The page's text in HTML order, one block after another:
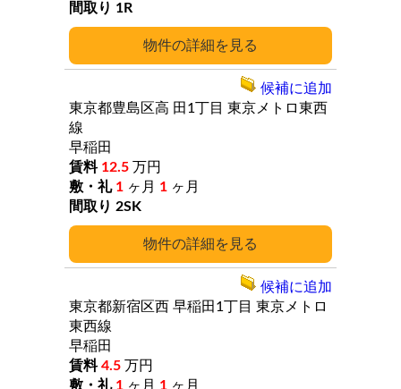
詳細
1R
詳細
東京都豊島区高 田1丁目 東京メトロ東西
線
早稲田
12.5 万円
1 ヶ月 1 ヶ月
2SK
候補に追加
東京都新宿区西 早稲田1丁目 東京メトロ
東西線
早稲田
4.5 万円
1 ヶ月 1 ヶ月
候補に追加